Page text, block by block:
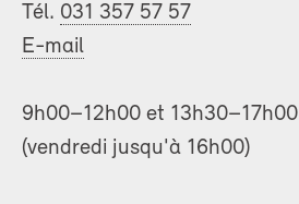
Tél. 031 357 57 57
E-mail
9h00–12h00 et 13h30–17h00
(vendredi jusqu'à 16h00)